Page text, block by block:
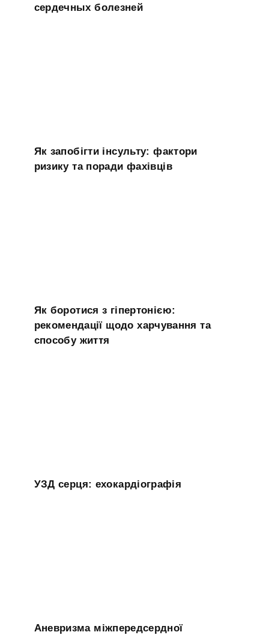
сердечных болезней
Як запобігти інсульту: фактори
ризику та поради фахівців
Як боротися з гіпертонією:
рекомендації щодо харчування та
способу життя
УЗД серця: ехокардіографія
Аневризма міжпередсердної